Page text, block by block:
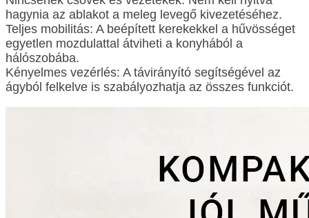
hagynia az ablakot a meleg levegő kivezetéséhez.
Teljes mobilitás: A beépített kerekekkel a hűvösséget
egyetlen mozdulattal átviheti a konyhából a
hálószobába.
Kényelmes vezérlés: A távirányító segítségével az
ágyból felkelve is szabályozhatja az összes funkciót.